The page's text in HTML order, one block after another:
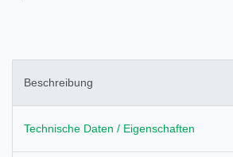
Beschreibung
Technische Daten / Eigenschaften